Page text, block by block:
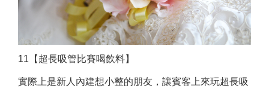
11【超長吸管比賽喝飲料】
實際上是新人內建想小整的朋友，讓賓客上來玩超長吸